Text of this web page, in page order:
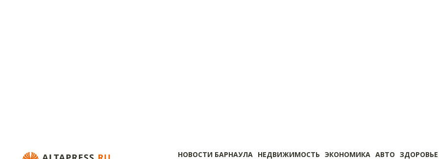
НОВОСТИ БАРНАУЛА НЕДВИЖИМОСТЬ ЭКОНОМИКА АВТО ЗДОРОВЬЕ